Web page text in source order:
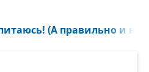
(А правильно и не